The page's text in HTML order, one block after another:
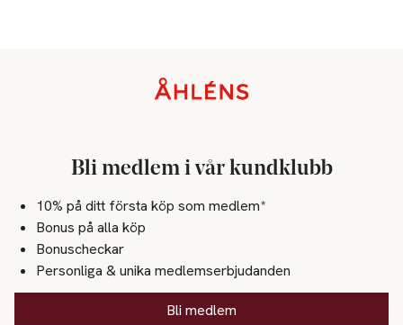
Bli medlem i vår kundklubb
10% på ditt första köp som medlem*
Bonus på alla köp
Bonuscheckar
Personliga & unika medlemserbjudanden
Bli medlem